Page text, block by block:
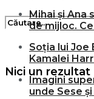
Nici un rezultat
Mihai și Ana
de mijloc.
Soția lui Joe
Kamalei
Imagini
unde Sese